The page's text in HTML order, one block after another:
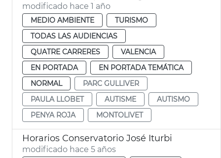
modificado hace 1 año
MEDIO AMBIENTE
TURISMO
TODAS LAS AUDIENCIAS
QUATRE CARRERES
VALENCIA
EN PORTADA
EN PORTADA TEMÁTICA
NORMAL
PARC GULLIVER
PAULA LLOBET
AUTISME
AUTISMO
PENYA ROJA
MONTOLIVET
Horarios Conservatorio José Iturbi
modificado hace 5 años